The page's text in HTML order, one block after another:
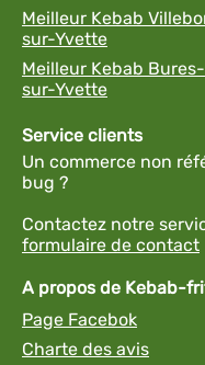
Meilleur Kebab
sur-Yvette
Meilleur Kebab Bures-
sur-Yvette
Service clients
Un commerce non
bug ?
Contactez notre
formulaire de contact
A propos de Kebab-
Page Facebok
Charte des avis